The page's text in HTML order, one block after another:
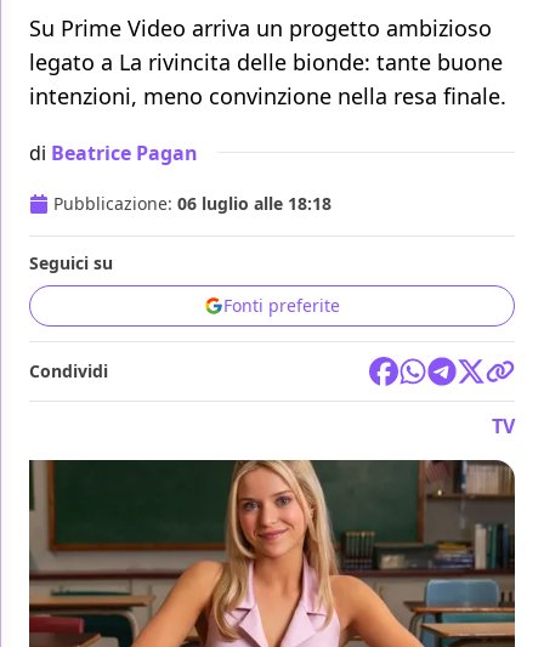
Su Prime Video arriva un progetto ambizioso
legato a La rivincita delle bionde: tante buone
intenzioni, meno convinzione nella resa finale.
di Beatrice Pagan
Pubblicazione: 06 luglio alle 18:18
Seguici su
Fonti preferite
Condividi
TV